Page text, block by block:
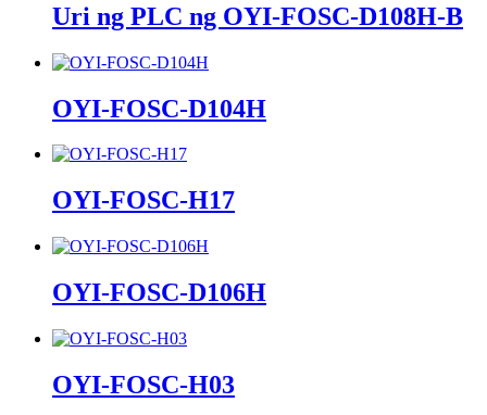
Uri ng PLC ng OYI-FOSC-D108H-B
OYI-FOSC-D104H
OYI-FOSC-H17
OYI-FOSC-D106H
OYI-FOSC-H03